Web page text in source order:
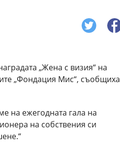
„Жена с визия“ на
„Фондация Мис“, съобщиха
на ежегодната гала на
на собствения си